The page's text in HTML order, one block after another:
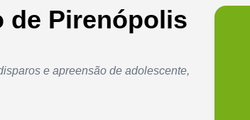
de Pirenópolis
e apreensão de adolescente,